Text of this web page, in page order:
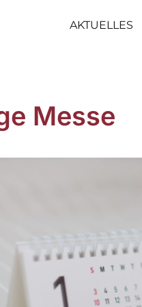
AKTUELLES
Messe